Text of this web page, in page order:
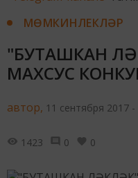
МӨМКИНЛЕКЛӘР
"БУТАШКАН
МАХСУС
автор, 11 сентября 2017 -
1423 0 0